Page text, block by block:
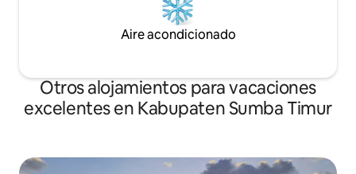
Aire acondicionado
Otros alojamientos para vacaciones
excelentes en Kabupaten Sumba Timur